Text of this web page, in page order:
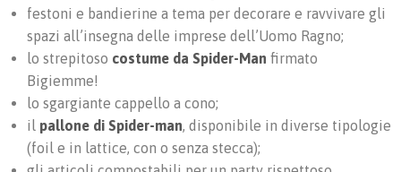
festoni e bandierine a tema per decorare e ravvivare gli
spazi all’insegna delle imprese dell’Uomo Ragno;
lo strepitoso costume da Spider-Man firmato
Bigiemme!
lo sgargiante cappello a cono;
il pallone di Spider-man, disponibile in diverse tipologie
(foil e in lattice, con o senza stecca);